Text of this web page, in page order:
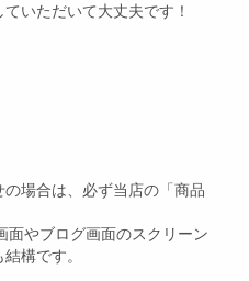
いただいて大丈夫です！
場合は、必ず当店の「商品
面やブログ画面のスクリーン
構です。